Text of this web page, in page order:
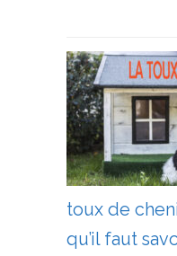
toux de
qu’il faut